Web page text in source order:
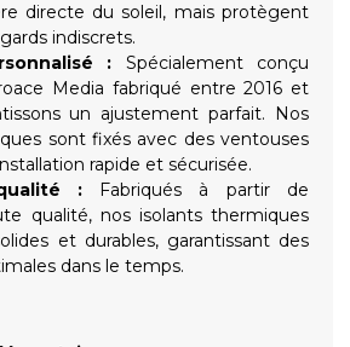
directe du soleil, mais protègent
indiscrets.
: Spécialement conçu
Media fabriqué entre 2016 et
un ajustement parfait. Nos
sont fixés avec des ventouses
rapide et sécurisée.
:Fabriqués à partir de
qualité, nos isolants thermiques
et durables, garantissant des
dans le temps.